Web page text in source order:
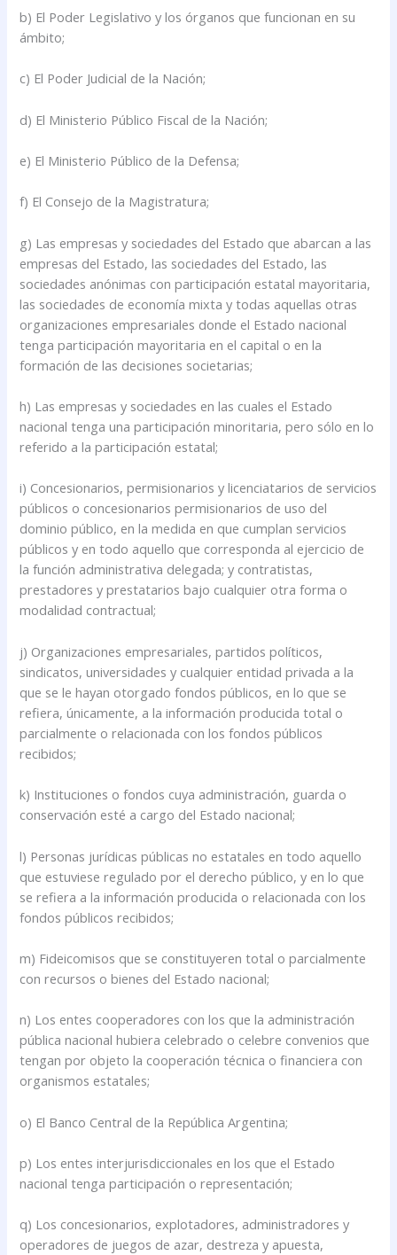
b) El Poder Legislativo y los órganos que funcionan en su
ámbito;
c) El Poder Judicial de la Nación;
d) El Ministerio Público Fiscal de la Nación;
e) El Ministerio Público de la Defensa;
f) El Consejo de la Magistratura;
g) Las empresas y sociedades del Estado que abarcan a las
empresas del Estado, las sociedades del Estado, las
sociedades anónimas con participación estatal mayoritaria,
las sociedades de economía mixta y todas aquellas otras
organizaciones empresariales donde el Estado nacional
tenga participación mayoritaria en el capital o en la
formación de las decisiones societarias;
h) Las empresas y sociedades en las cuales el Estado
nacional tenga una participación minoritaria, pero sólo en lo
referido a la participación estatal;
i) Concesionarios, permisionarios y licenciatarios de servicios
públicos o concesionarios permisionarios de uso del
dominio público, en la medida en que cumplan servicios
públicos y en todo aquello que corresponda al ejercicio de
la función administrativa delegada; y contratistas,
prestadores y prestatarios bajo cualquier otra forma o
modalidad contractual;
j) Organizaciones empresariales, partidos políticos,
sindicatos, universidades y cualquier entidad privada a la
que se le hayan otorgado fondos públicos, en lo que se
refiera, únicamente, a la información producida total o
parcialmente o relacionada con los fondos públicos
recibidos;
k) Instituciones o fondos cuya administración, guarda o
conservación esté a cargo del Estado nacional;
l) Personas jurídicas públicas no estatales en todo aquello
que estuviese regulado por el derecho público, y en lo que
se refiera a la información producida o relacionada con los
fondos públicos recibidos;
m) Fideicomisos que se constituyeren total o parcialmente
con recursos o bienes del Estado nacional;
n) Los entes cooperadores con los que la administración
pública nacional hubiera celebrado o celebre convenios que
tengan por objeto la cooperación técnica o financiera con
organismos estatales;
o) El Banco Central de la República Argentina;
p) Los entes interjurisdiccionales en los que el Estado
nacional tenga participación o representación;
q) Los concesionarios, explotadores, administradores y
operadores de juegos de azar, destreza y apuesta,